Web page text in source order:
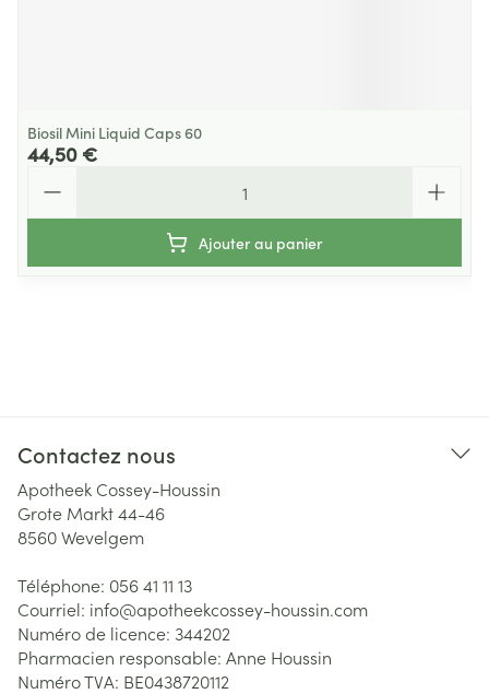
Biosil Mini Liquid Caps 60
44,50 €
Ajouter au panier
Contactez nous
Apotheek Cossey-Houssin
Grote Markt 44-46
8560Wevelgem
Téléphone: 056 41 11 13
Courriel: info@apotheekcossey-houssin.com
Numéro de licence: 344202
Pharmacien responsable: Anne Houssin
Numéro TVA: BE0438720112